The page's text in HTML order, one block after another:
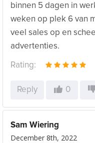
binnen 5 dagen in
weken op plek 6 van
veel sales op en
advertenties.
Rating:
Reply 0
Sam Wiering
December 8th, 2022